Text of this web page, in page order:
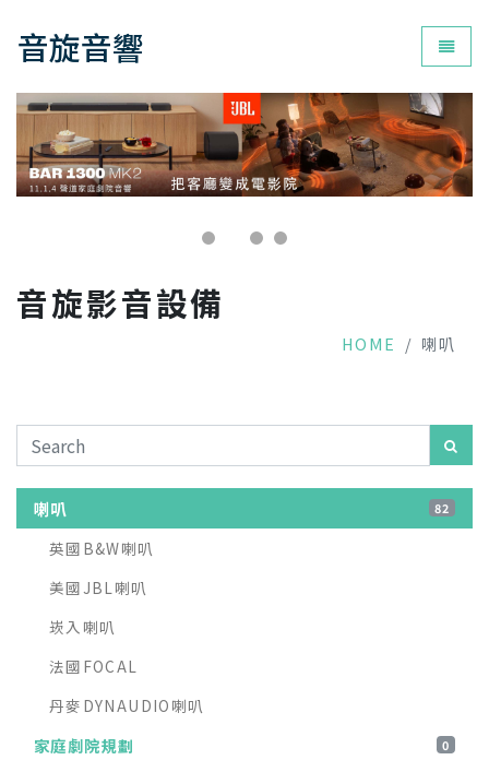
音旋音響 為您
音旋影音設備
HOME 喇叭
喇叭 82
英國B&W喇叭
美國JBL喇叭
崁入喇叭
法國FOCAL
丹麥DYNAUDIO喇叭
家庭劇院規劃 0